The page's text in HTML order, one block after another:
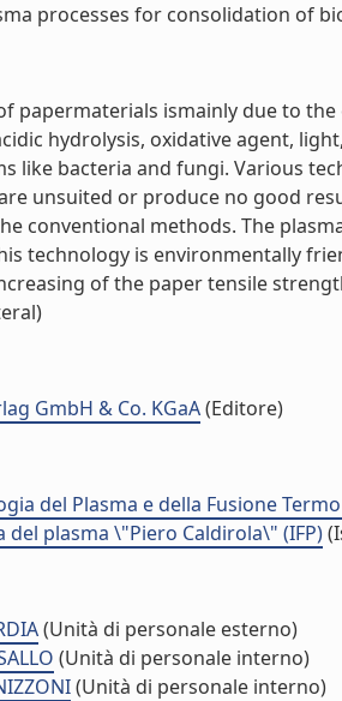
processes for consolidation of
papermaterials ismainly due to
hydrolysis, oxidative agent,
like bacteria and fungi. Various
unsuited or produce no good
conventional methods. The
technology is environmentally
of the paper tensile
GmbH & Co. KGaA(Editore)
del Plasma e della Fusione
plasma \"Piero Caldirola\" (IFP)
(Unità di personale esterno)
(Unità di personale interno)
(Unità di personale interno)